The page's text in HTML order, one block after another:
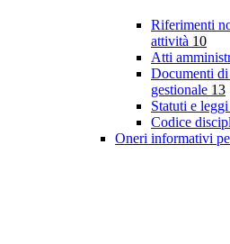
Riferimenti
attività 10
Atti
Documenti di
gestionale 13
Statuti e
Codice
Oneri informativi